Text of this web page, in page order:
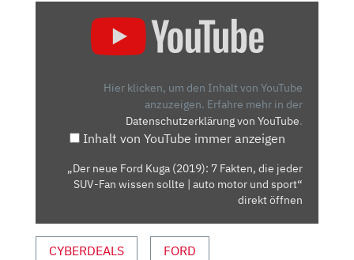
SOLLTE
Hier klicken, um den Inhalt von YouTube
anzuzeigen. Erfahre mehr in der
Datenschutzerklärung von YouTube.
Inhalt von YouTube immer anzeigen
„Der neue Ford Kuga (2019): 7 Fakten, die jeder
SUV-Fan wissen sollte | auto motor und sport“
direkt öffnen
CYBERDEALS FORD